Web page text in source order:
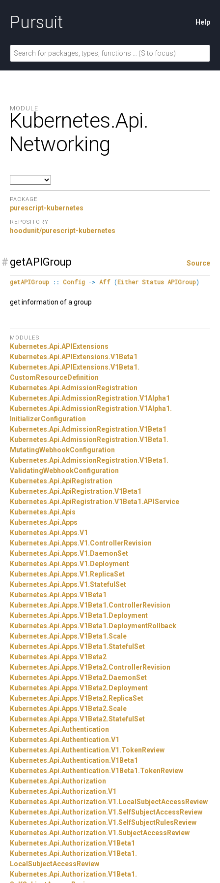
Pursuit Help
MODULE
Kubernetes.Api.
Networking
PACKAGE
purescript-kubernetes
REPOSITORY
hoodunit/purescript-kubernetes
# getAPIGroup Source
getAPIGroup :: Config -> Aff (Either Status APIGroup)
get information of a group
MODULES
Kubernetes.Api.APIExtensions
Kubernetes.Api.APIExtensions.V1Beta1
Kubernetes.Api.APIExtensions.V1Beta1.
CustomResourceDefinition
Kubernetes.Api.AdmissionRegistration
Kubernetes.Api.AdmissionRegistration.V1Alpha1
Kubernetes.Api.AdmissionRegistration.V1Alpha1.
InitializerConfiguration
Kubernetes.Api.AdmissionRegistration.V1Beta1
Kubernetes.Api.AdmissionRegistration.V1Beta1.
MutatingWebhookConfiguration
Kubernetes.Api.AdmissionRegistration.V1Beta1.
ValidatingWebhookConfiguration
Kubernetes.Api.ApiRegistration
Kubernetes.Api.ApiRegistration.V1Beta1
Kubernetes.Api.ApiRegistration.V1Beta1.APIService
Kubernetes.Api.Apis
Kubernetes.Api.Apps
Kubernetes.Api.Apps.V1
Kubernetes.Api.Apps.V1.ControllerRevision
Kubernetes.Api.Apps.V1. DaemonSet
Kubernetes.Api.Apps.V1. Deployment
Kubernetes.Api.Apps.V1. ReplicaSet
Kubernetes.Api.Apps.V1.StatefulSet
Kubernetes.Api.Apps.V1Beta1
Kubernetes.Api.Apps.V1Beta1.ControllerRevision
Kubernetes.Api.Apps.V1Beta1. Deployment
Kubernetes.Api.Apps.V1Beta1. DeploymentRollback
Kubernetes.Api.Apps.V1Beta1.Scale
Kubernetes.Api.Apps.V1Beta1.StatefulSet
Kubernetes.Api.Apps.V1Beta2
Kubernetes.Api.Apps.V1Beta2.ControllerRevision
Kubernetes.Api.Apps.V1Beta2. DaemonSet
Kubernetes.Api.Apps.V1Beta2. Deployment
Kubernetes.Api.Apps.V1Beta2. ReplicaSet
Kubernetes.Api.Apps.V1Beta2.Scale
Kubernetes.Api.Apps.V1Beta2.StatefulSet
Kubernetes.Api.Authentication
Kubernetes.Api.Authentication.V1
Kubernetes.Api.Authentication.V1.TokenReview
Kubernetes.Api.Authentication.V1Beta1
Kubernetes.Api.Authentication.V1Beta1.TokenReview
Kubernetes.Api.Authorization
Kubernetes.Api.Authorization.V1
Kubernetes.Api.Authorization.V1. LocalSubjectAccessReview
Kubernetes.Api.Authorization.V1.SelfSubjectAccessReview
Kubernetes.Api.Authorization.V1.SelfSubjectRulesReview
Kubernetes.Api.Authorization.V1.SubjectAccessReview
Kubernetes.Api.Authorization.V1Beta1
Kubernetes.Api.Authorization.V1Beta1.
LocalSubjectAccessReview
Kubernetes.Api.Authorization.V1Beta1.